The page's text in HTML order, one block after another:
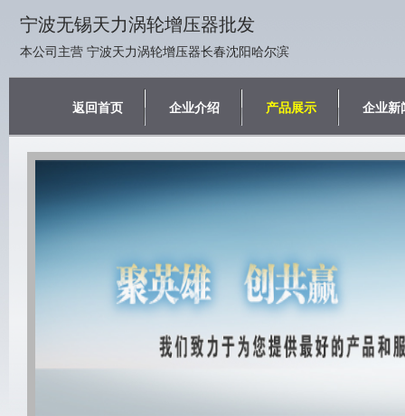
宁波无锡天力涡轮增压器批发
本公司主营 宁波天力涡轮增压器长春沈阳哈尔滨
返回首页 企业介绍 产品展示 企业新